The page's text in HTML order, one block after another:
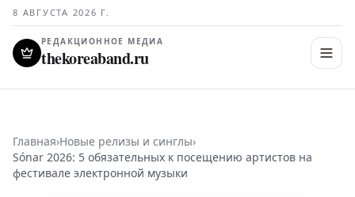
8 АВГУСТА 2026 Г.
РЕДАКЦИОННОЕ МЕДИА
thekoreaband.ru
Главная›Новые релизы и синглы›
Sónar 2026: 5 обязательных к посещению артистов на
фестивале электронной музыки